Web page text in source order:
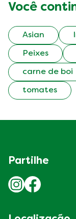
Você
Asian
Peixes
carne de boi
tomates
Partilhe